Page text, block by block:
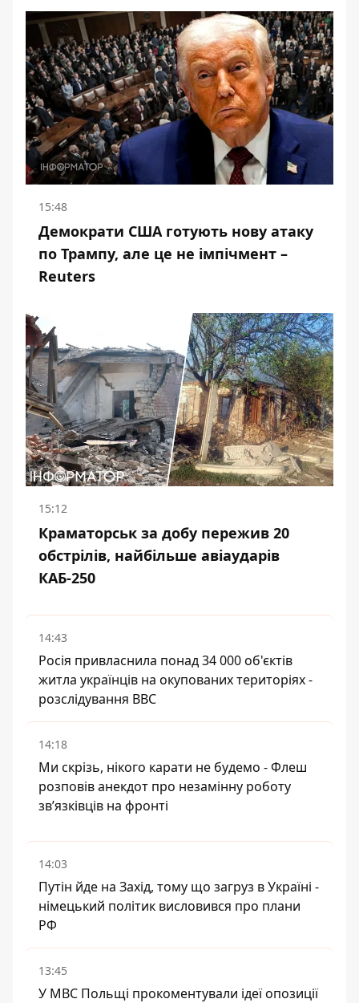
15:48
Демократи США готують нову атаку
по Трампу, але це не імпічмент –
Reuters
15:12
Краматорськ за добу пережив 20
обстрілів, найбільше авіаударів
КАБ-250
14:43
Росія привласнила понад 34 000 об'єктів
житла українців на окупованих територіях -
розслідування BBC
14:18
Ми скрізь, нікого карати не будемо - Флеш
розповів анекдот про незамінну роботу
зв’язківців на фронті
14:03
Путін йде на Захід, тому що загруз в Україні -
німецький політик висловився про плани
РФ
13:45
У МВС Польщі прокоментували ідеї опозиції